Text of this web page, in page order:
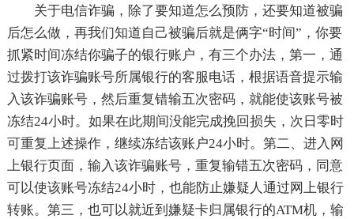
关于电信诈骗，除了要知道怎么预防，还要知道被骗
后怎么做，再我们知道自己被骗后就是俩字“时间”，你要
抓紧时间冻结你骗子的银行账户，有三个办法，第一，通
过拨打该诈骗账号所属银行的客服电话，根据语音提示输
入该诈骗账号，然后重复错输五次密码，就能使该账号被
冻结24小时。如果在此期间没能完成挽回损失，次日零时
可重复上述操作，继续冻结该账户24小时。第二、进入网
上银行页面，输入该诈骗账号，重复输错五次密码，同意
可以使该账号冻结24小时，也能防止嫌疑人通过网上银行
转账。第三，也可以就近到嫌疑卡归属银行的ATM机，输